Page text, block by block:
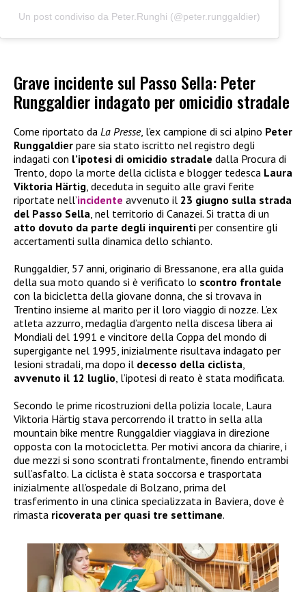
Un post condiviso da Peter.Runghi (@peter.runggaldier)
Grave incidente sul Passo Sella: Peter
Runggaldier indagato per omicidio stradale
Come riportato da La Presse, l’ex campione di sci alpino Peter
Runggaldier pare sia stato iscritto nel registro degli
indagati con l’ipotesi di omicidio stradale dalla Procura di
Trento, dopo la morte della ciclista e blogger tedesca Laura
Viktoria Härtig, deceduta in seguito alle gravi ferite
riportate nell’incidente avvenuto il 23 giugno sulla strada
del Passo Sella, nel territorio di Canazei. Si tratta di un
atto dovuto da parte degli inquirenti per consentire gli
accertamenti sulla dinamica dello schianto.
Runggaldier, 57 anni, originario di Bressanone, era alla guida
della sua moto quando si è verificato lo scontro frontale
con la bicicletta della giovane donna, che si trovava in
Trentino insieme al marito per il loro viaggio di nozze. L’ex
atleta azzurro, medaglia d’argento nella discesa libera ai
Mondiali del 1991 e vincitore della Coppa del mondo di
supergigante nel 1995, inizialmente risultava indagato per
lesioni stradali, ma dopo il decesso della ciclista,
avvenuto il 12 luglio, l’ipotesi di reato è stata modificata.
Secondo le prime ricostruzioni della polizia locale, Laura
Viktoria Härtig stava percorrendo il tratto in sella alla
mountain bike mentre Runggaldier viaggiava in direzione
opposta con la motocicletta. Per motivi ancora da chiarire, i
due mezzi si sono scontrati frontalmente, finendo entrambi
sull’asfalto. La ciclista è stata soccorsa e trasportata
inizialmente all’ospedale di Bolzano, prima del
trasferimento in una clinica specializzata in Baviera, dove è
rimasta ricoverata per quasi tre settimane.